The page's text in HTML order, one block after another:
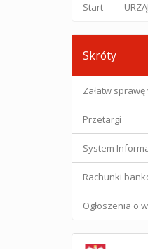
Start
Skróty
Załatw
Przetargi
System
Rachunki
Ogłoszenia o